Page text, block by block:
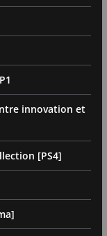
innovation et
[PS4]